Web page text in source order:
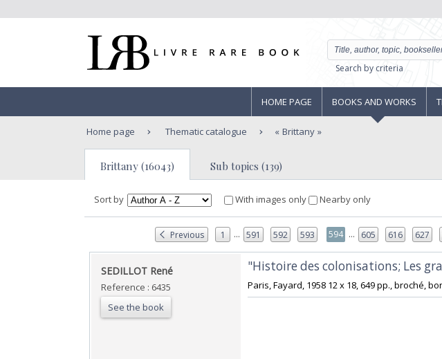
Search by criteria
HOME PAGE BOOKS AND WORKS
Home page Thematic catalogue Brittany
Brittany (16043) Sub topics (139)
Sort by With images only Nearby only
Previous 1 ... 591 592 593 594 ... 605 616 627
‎SEDILLOT René‎
Reference : 6435
See the book
‎"Histoire des colonisations; Les
‎Paris, Fayard, 1958 12 x 18, 649 pp., broché,